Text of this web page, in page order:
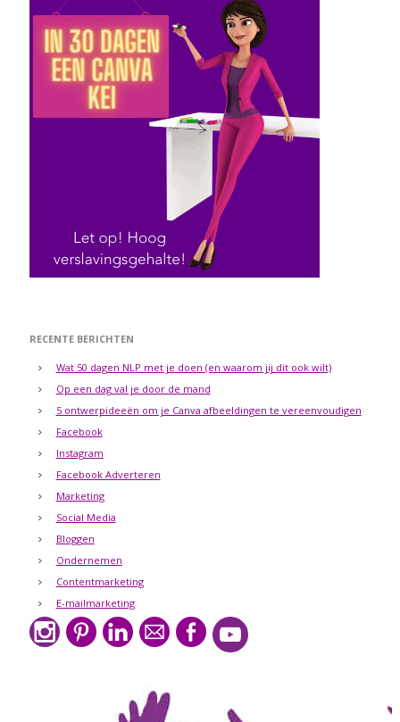
RECENTE BERICHTEN
Wat 50 dagen NLP met je doen (en waarom jij dit ook wilt)
Op een dag val je door de mand
5 ontwerpideeën om je Canva afbeeldingen te vereenvoudigen
Facebook
Instagram
Facebook Adverteren
Marketing
Social Media
Bloggen
Ondernemen
Contentmarketing
E-mailmarketing